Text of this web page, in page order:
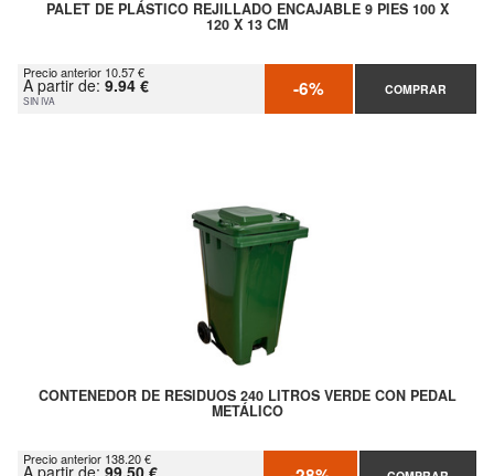
PALET DE PLÁSTICO REJILLADO ENCAJABLE 9 PIES 100 X
120 X 13 CM
Precio anterior 10.57 €
A partir de: 9.94 €
SIN IVA -6% COMPRAR
CONTENEDOR DE RESIDUOS 240 LITROS VERDE CON PEDAL
METÁLICO
Precio anterior 138.20 €
A partir de: 99.50 €